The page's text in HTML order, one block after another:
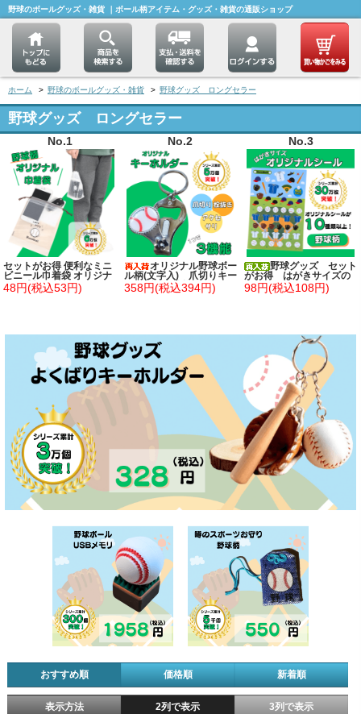
野球のボールグッズ・雑貨 ｜ボール柄アイテム・グッズ・雑貨の通販ショップ
ホーム > 野球のボールグッズ・雑貨 > 野球グッズ ロングセラー
野球グッズ ロングセラー
No.1
セットがお得 便利なミニ
ビニール巾着袋 オリジナ
ル野球柄 単価３６円～
48円(税込53円)
No.2
オリジナル野球ボー
ル柄(文字入) 爪切りキー
ホルダー（栓抜き付き）
358円(税込394円)
No.3
野球グッズ セット
がお得 はがきサイズの
オリジナルスポーツシー
ル 野球 単価７８円～
98円(税込108円)
おすすめ順 価格順 新着順
表示方法 2列で表示 3列で表示